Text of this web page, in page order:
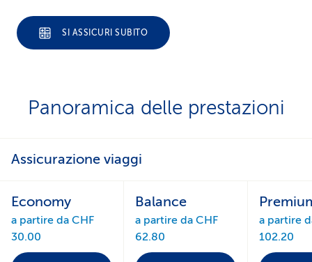
SI ASSICURI SUBITO
Panoramica delle prestazioni
r
a
Assicurazione viaggi
Economy
a partire da CHF
30.00
Balance
a partire da CHF
62.80
a partire
102.20